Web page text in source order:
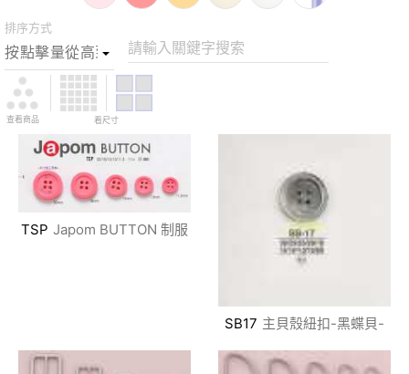
排序方式
請輸入關鍵字搜索
查看商品 看尺寸
TSP Japom BUTTON 制服
SB17 主貝殼紐扣-黑蝶貝-